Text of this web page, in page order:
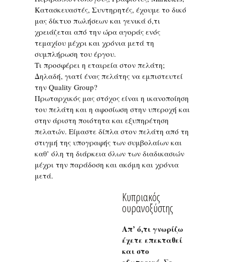
Κατασκευαστές, Συντηρητές, έχουμε το δικό
μας δίκτυο πωλήσεων και γενικά ό,τι
χρειάζεται από την ώρα αγοράς ενός
τεμαχίου μέχρι και χρόνια μετά τη
συμπλήρωση του έργου.
Τι προσφέρει η εταιρεία στον πελάτη;
Δηλαδή, γιατί ένας πελάτης να εμπιστευτεί
την Quality Group?
Πρωταρχικός μας στόχος είναι η ικανοποίηση
του πελάτη και η αφοσίωση στην υπεροχή και
στην άριστη ποιότητα και εξυπηρέτηση
πελατών. Είμαστε δίπλα στον πελάτη από τη
στιγμή της υπογραφής των συμβολαίων και
καθ’ όλη τη διάρκεια όλων των διαδικασιών
μέχρι την παράδοση και ακόμη και χρόνια
μετά.
Κυπριακός
ουρανοξύστης
Απ’ ό,τι γνωρίζω
έχετε επεκταθεί
και στο